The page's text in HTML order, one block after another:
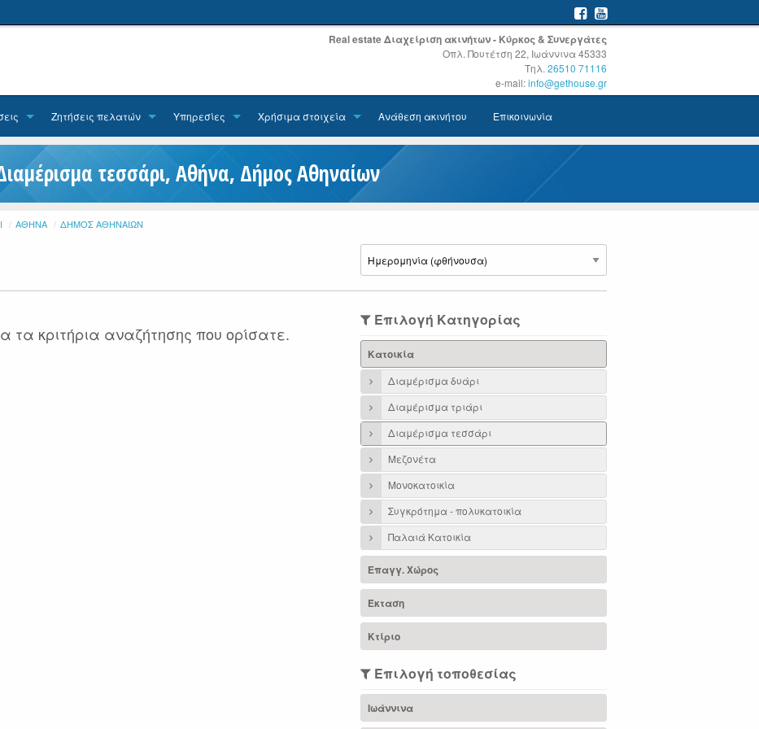
Real estate Διαχείριση ακινήτων - Κύρκος & Συνεργάτες
Οπλ. Πουτέτση 22, Ιωάννινα 45333
Τηλ. 26510 71116
e-mail:info@gethouse.gr
Ζητήσεις πελατών Υπηρεσίες Χρήσιμα στοιχεία Ανάθεση ακινήτου Επικοινωνία
τεσσάρι, Αθήνα, Δήμος Αθηναίων
ΑΘΉΝΑ ΔΉΜΟΣ ΑΘΗΝΑΊΩΝ
τα κριτήρια αναζήτησης που ορίσατε.
Επιλογή Κατηγορίας
Κατοικία
Διαμέρισμα δυάρι
Διαμέρισμα τριάρι
Διαμέρισμα τεσσάρι
Μεζονέτα
Μονοκατοικία
Συγκρότημα - πολυκατοικία
Παλαιά Κατοικία
Επαγγ. Χώρος
Έκταση
Κτίριο
Επιλογή τοποθεσίας
Ιωάννινα